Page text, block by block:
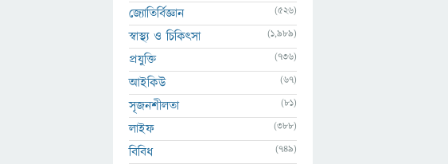
জ্যোতির্বিজ্ঞান (526)
স্বাস্থ্য ও চিকিৎসা (1,989)
প্রযুক্তি (736)
আইকিউ (67)
সৃজনশীলতা (81)
লাইফ (388)
বিবিধ (749)